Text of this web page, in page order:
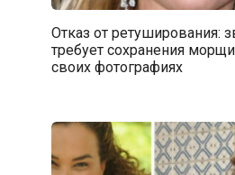
Отказ от ретуширования:
требует сохранения
своих фотографиях